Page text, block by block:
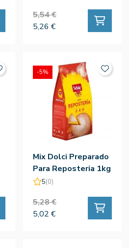
5,54 €
5,26 €
Mix Dolci Preparado
Para Reposteria 1kg
- Schar
5(0)
5,28 €
5,02 €
-5%